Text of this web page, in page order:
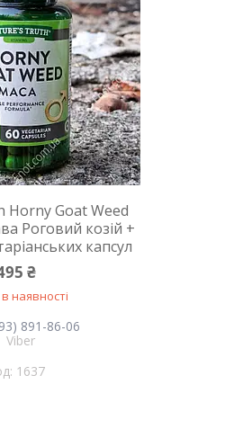
Goat Weed
Роговий козій +
капсул
₴
наявності
891-86-06
Viber
1637